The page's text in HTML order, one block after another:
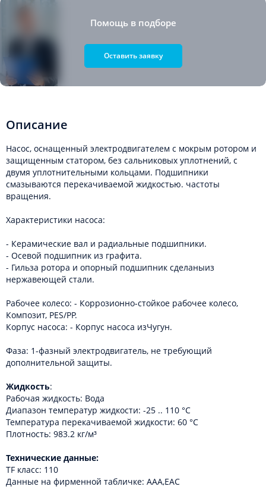
Помощь в подборе
Оставить заявку
Описание
Насос, оснащенный электродвигателем с мокрым ротором и
защищенным статором, без сальниковых уплотнений, с
двумя уплотнительными кольцами. Подшипники
смазываются перекачиваемой жидкостью. частоты
вращения.
Характеристики насоса:
- Керамические вал и радиальные подшипники.
- Осевой подшипник из графита.
- Гильза ротора и опорный подшипник сделаныиз
нержавеющей стали.
Рабочее колесо: - Коррозионно-стойкое рабочее колесо,
Композит, PES/PP.
Корпус насоса: - Корпус насоса изЧугун.
Фаза: 1-фазный электродвигатель, не требующий
дополнительной защиты.
Жидкость:
Рабочая жидкость: Вода
Диапазон температур жидкости: -25 .. 110 °C
Температура перекачиваемой жидкости: 60 °C
Плотность: 983.2 кг/м³
Технические данные:
TF класс: 110
Данные на фирменной табличке: AAA,EAC